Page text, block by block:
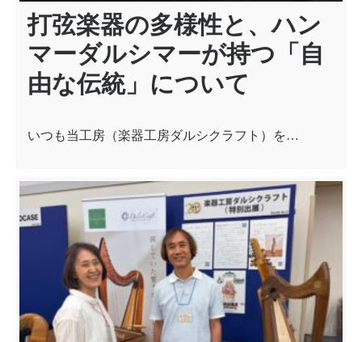
打弦楽器の多様性と、ハン
マーダルシマーが持つ「自
由な伝統」について
いつも当工房（楽器工房ダルシクラフト）を…